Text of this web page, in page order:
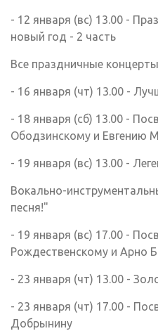
- 12 января (вс) 13.00 -
новый год - 2 часть
Все праздничные
- 16 января (чт) 13.00 -
- 18 января (сб) 13.00 -
Ободзинскому и Евгению
- 19 января (вс) 13.00 -
Вокально-
песня!"
- 19 января (вс) 17.00 -
Рождественскому и Арно
- 23 января (чт) 13.00 -
- 23 января (чт) 17.00 -
Добрынину